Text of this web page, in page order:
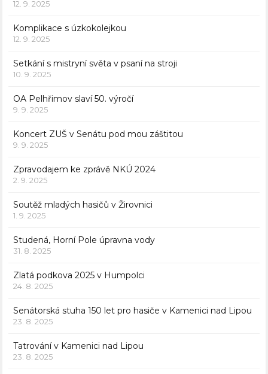
12. 9. 2025
Komplikace s úzkokolejkou
12. 9. 2025
Setkání s mistryní světa v psaní na stroji
10. 9. 2025
OA Pelhřimov slaví 50. výročí
9. 9. 2025
Koncert ZUŠ v Senátu pod mou záštitou
9. 9. 2025
Zpravodajem ke zprávě NKÚ 2024
2. 9. 2025
Soutěž mladých hasičů v Žirovnici
1. 9. 2025
Studená, Horní Pole úpravna vody
31. 8. 2025
Zlatá podkova 2025 v Humpolci
24. 8. 2025
Senátorská stuha 150 let pro hasiče v Kamenici nad Lipou
23. 8. 2025
Tatrování v Kamenici nad Lipou
23. 8. 2025